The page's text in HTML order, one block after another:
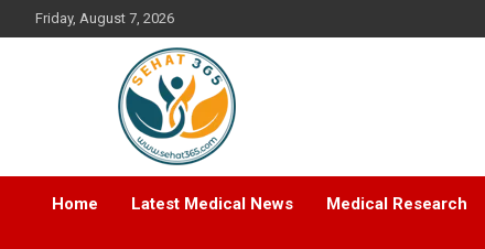
to
Friday, August 7, 2026
Sehat365
Your's Complete Health Guide
Home
Latest Medical News Medical Research